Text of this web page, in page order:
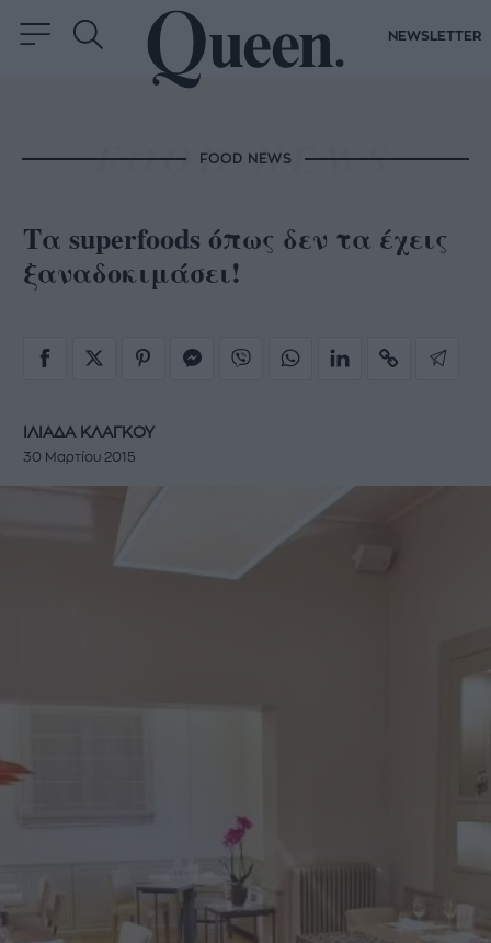
NEWSLETTER
FOOD NEWS
Τα superfoods όπως δεν τα έχεις
ξαναδοκιμάσει!
ΙΛΙΑΔΑ ΚΛΑΓΚΟΥ
30 Μαρτίου 2015